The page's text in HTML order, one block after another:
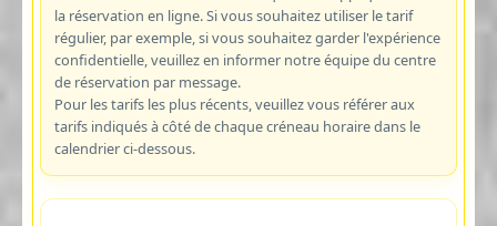
la réservation en ligne. Si vous souhaitez utiliser le tarif
régulier, par exemple, si vous souhaitez garder l'expérience
confidentielle, veuillez en informer notre équipe du centre
de réservation par message.
Pour les tarifs les plus récents, veuillez vous référer aux
tarifs indiqués à côté de chaque créneau horaire dans le
calendrier ci-dessous.